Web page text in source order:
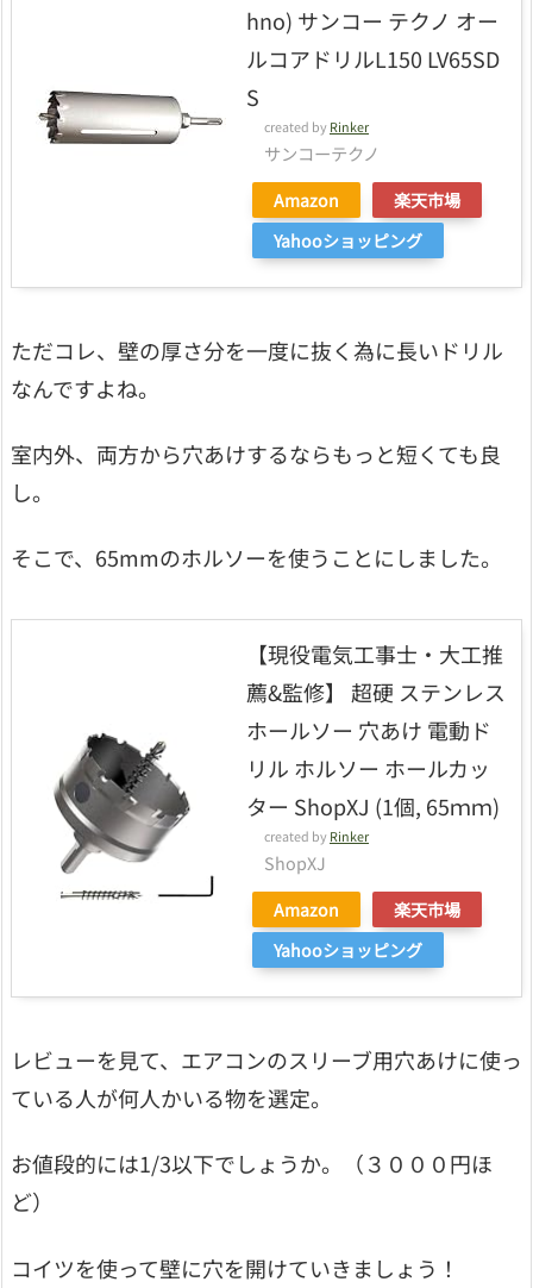
hno) サンコー テクノ オー
ルコアドリルL150 LV65SD
S
created by Rinker
サンコーテクノ
Amazon
楽天市場
Yahooショッピング
ただコレ、壁の厚さ分を一度に抜く為に長いドリル
なんですよね。
室内外、両方から穴あけするならもっと短くても良
し。
そこで、65mmのホルソーを使うことにしました。
【現役電気工事士・大工推
薦&監修】 超硬 ステンレス
ホールソー 穴あけ 電動ド
リル ホルソー ホールカッ
ター ShopXJ (1個, 65ｍｍ)
created by Rinker
ShopXJ
Amazon
楽天市場
Yahooショッピング
レビューを見て、エアコンのスリーブ用穴あけに使っ
ている人が何人かいる物を選定。
お値段的には1/3以下でしょうか。（３０００円ほ
ど）
コイツを使って壁に穴を開けていきましょう！